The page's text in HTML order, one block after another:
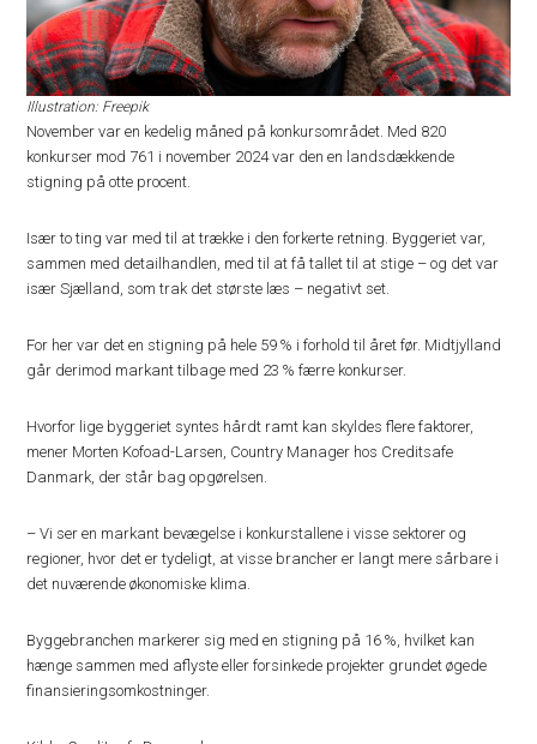
Illustration: Freepik
November var en kedelig måned på konkursområdet. Med 820
konkurser mod 761 i november 2024 var den en landsdækkende
stigning på otte procent.
Især to ting var med til at trække i den forkerte retning. Byggeriet var,
sammen med detailhandlen, med til at få tallet til at stige – og det var
især Sjælland, som trak det største læs – negativt set.
For her var det en stigning på hele 59 % i forhold til året før. Midtjylland
går derimod markant tilbage med 23 % færre konkurser.
Hvorfor lige byggeriet syntes hårdt ramt kan skyldes flere faktorer,
mener Morten Kofoad-Larsen, Country Manager hos Creditsafe
Danmark, der står bag opgørelsen.
– Vi ser en markant bevægelse i konkurstallene i visse sektorer og
regioner, hvor det er tydeligt, at visse brancher er langt mere sårbare i
det nuværende økonomiske klima.
Byggebranchen markerer sig med en stigning på 16 %, hvilket kan
hænge sammen med aflyste eller forsinkede projekter grundet øgede
finansieringsomkostninger.